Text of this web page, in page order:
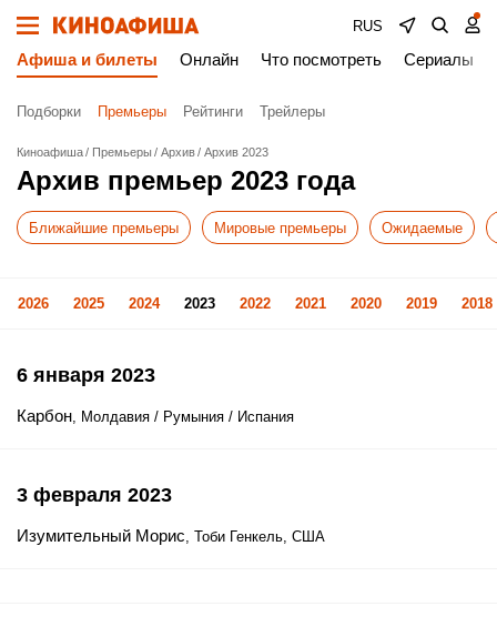
RUS
Афиша и билеты Онлайн Что посмотреть Сериалы
Подборки Премьеры Рейтинги Трейлеры
Киноафиша Премьеры Архив Архив 2023
Архив премьер 2023 года
Ближайшие премьеры Мировые премьеры Ожидаемые
2026 2025 2024 2023 2022 2021 2020 2019 2018
6 января 2023
Карбон, Молдавия / Румыния / Испания
3 февраля 2023
Изумительный Морис, Тоби Генкель, США